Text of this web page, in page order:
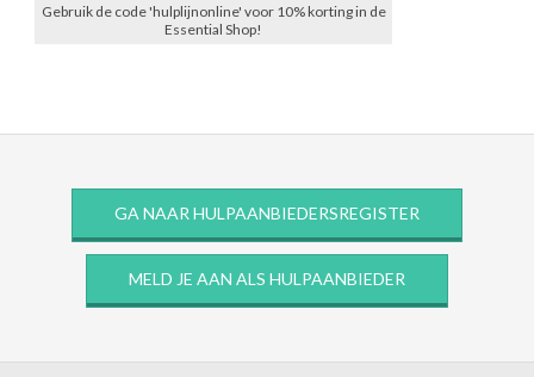
Gebruik de code 'hulplijnonline' voor 10% korting in de
Essential Shop!
GA NAAR HULPAANBIEDERSREGISTER
MELD JE AAN ALS HULPAANBIEDER